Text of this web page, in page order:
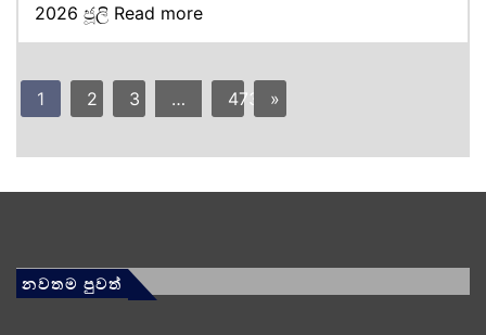
2026 ජූලි Read more
1 2 3 … 473 »
නවතම පුවත්